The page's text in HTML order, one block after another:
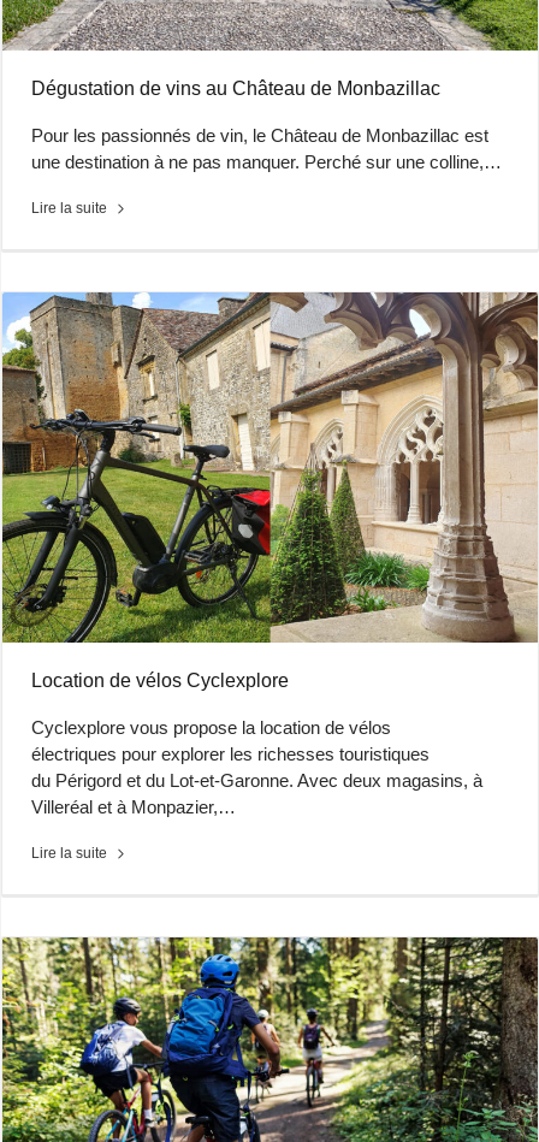
Dégustation de vins au Château de Monbazillac
Pour les passionnés de vin, le Château de Monbazillac est
une destination à ne pas manquer. Perché sur une colline,…
Lire la suite
Location de vélos Cyclexplore
Cyclexplore vous propose la location de vélos
électriques pour explorer les richesses touristiques
du Périgord et du Lot-et-Garonne. Avec deux magasins, à
Villeréal et à Monpazier,…
Lire la suite